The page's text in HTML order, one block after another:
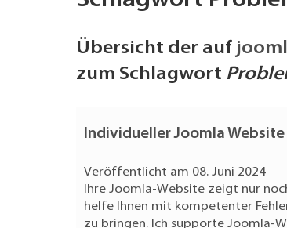
Übersicht der auf
zum Schlagwort
Individueller Joomla
Veröffentlicht am 08. Juni 2024
Ihre Joomla-Website zeigt nur
helfe Ihnen mit kompetenter
zu bringen. Ich supporte Joomla-